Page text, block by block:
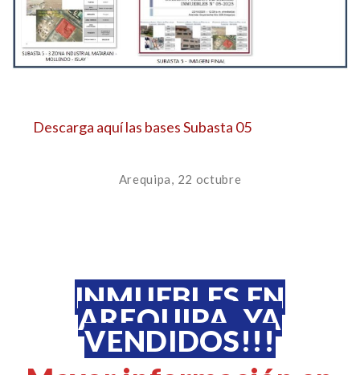
Descarga aquí las bases Subasta 05
Arequipa, 22 octubre
INMUEBLES EN
AREQUIPA, YA
VENDIDOS!!!